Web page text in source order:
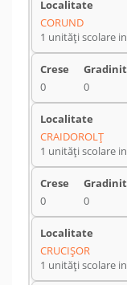
CORUND
1 unități scolare
0 0
CRAIDOROLŢ
1 unități scolare
0 0
CRUCIŞOR
1 unități scolare